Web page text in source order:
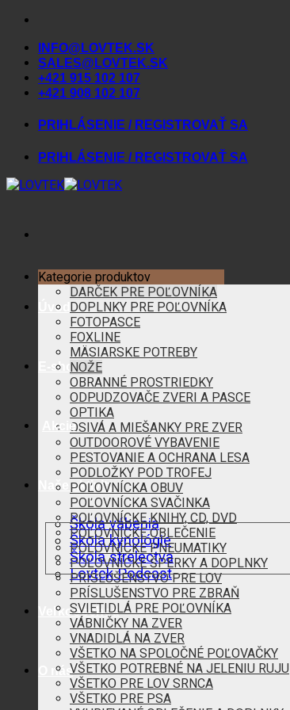
Skip
contentINFO@LOVTEK.SK
SALES@LOVTEK.SK
+421 915 102 107
+421 908 102 107
PRIHLÁSENIE / REGISTROVAŤ SA
PRIHLÁSENIE / REGISTROVAŤ SA
Úvod
E-shop
Akcie
Naše aktivity
Škola vábenia
Škola kynológie
Škola strelectva
Lovtek Podcast
Veľkoobchod
O nás
Kategorie produktov
DARČEK PRE POĽOVNÍKA
DOPLNKY PRE POĽOVNÍKA
FOTOPASCE
FOXLINE
MÄSIARSKE POTREBY
NOŽE
OBRANNÉ PROSTRIEDKY
ODPUDZOVAČE ZVERI A PASCE
OPTIKA
OSIVÁ A MIEŠANKY PRE ZVER
OUTDOOROVÉ VYBAVENIE
PESTOVANIE A OCHRANA LESA
PODLOŽKY POD TROFEJ
POĽOVNÍCKA OBUV
POĽOVNÍCKA SVAČINKA
POĽOVNÍCKE KNIHY, CD, DVD
POĽOVNÍCKE OBLEČENIE
POĽOVNÍCKE PNEUMATIKY
POĽOVNÍCKE ŠPERKY A DOPLNKY
PRÍSLUŠENSTVO PRE LOV
PRÍSLUŠENSTVO PRE ZBRAŇ
SVIETIDLÁ PRE POĽOVNÍKA
VÁBNIČKY NA ZVER
VNADIDLÁ NA ZVER
VŠETKO NA SPOLOČNÉ POĽOVAČKY
VŠETKO POTREBNÉ NA JELENIU RUJU
VŠETKO PRE LOV SRNCA
VŠETKO PRE PSA